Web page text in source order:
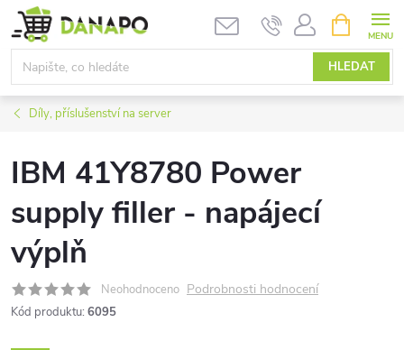
Přejít
na
obsah
HLEDAT
NÁKUPNÍ
KOŠÍK
Díly, příslušenství na server
IBM 41Y8780 Power
supply filler - napájecí
výplň
Neohodnoceno Podrobnosti hodnocení
Kód produktu: 6095